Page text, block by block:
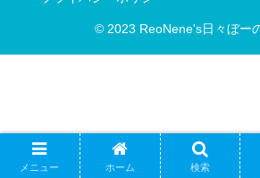
© 2023 ReoNene's日々ぼー
メニュー ホーム 検索